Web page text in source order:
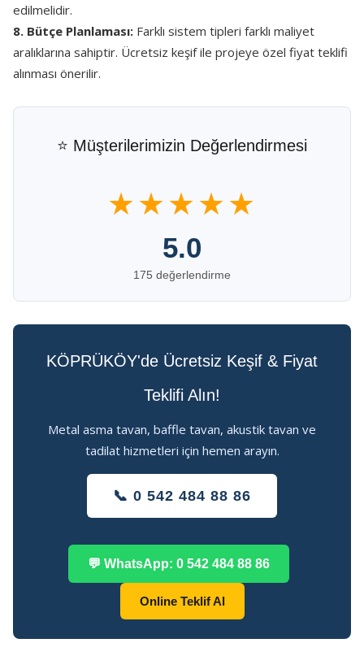
edilmelidir.
8. Bütçe Planlaması: Farklı sistem tipleri farklı maliyet
aralıklarına sahiptir. Ücretsiz keşif ile projeye özel fiyat teklifi
alınması önerilir.
⭐ Müşterilerimizin Değerlendirmesi
★★★★★
5.0
175 değerlendirme
KÖPRÜKÖY'de Ücretsiz Keşif & Fiyat
Teklifi Alın!
Metal asma tavan, baffle tavan, akustik tavan ve
tadilat hizmetleri için hemen arayın.
📞 0 542 484 88 86
💬 WhatsApp: 0 542 484 88 86
Online Teklif Al